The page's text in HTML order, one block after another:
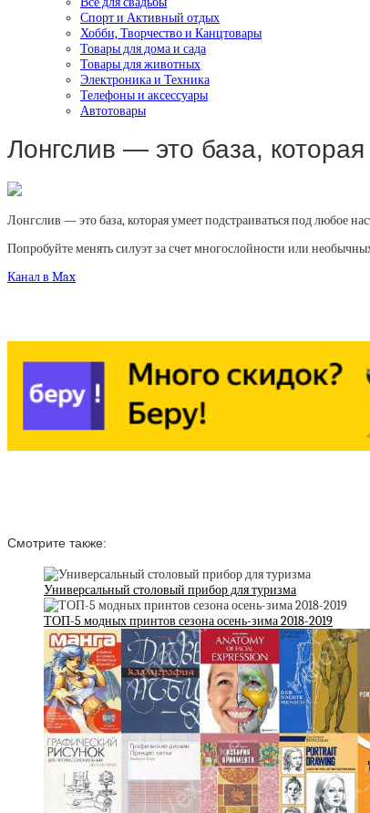
Спорт и Активный отдых
Хобби, Творчество и Канцтовары
Товары для дома и сада
Товары для животных
Электроника и Техника
Телефоны и аксессуары
Автотовары
Лонгслив — это база,
Лонгслив — это база, которая умеет подстраиваться под любое
Попробуйте менять силуэт за счет многослойности или
Канал в Max
Смотрите также:
Универсальный столовый прибор для туризма
ТОП-5 модных принтов сезона осень-зима 2018-2019